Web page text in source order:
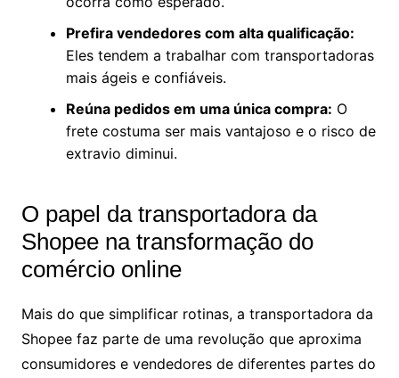
Prefira vendedores com alta qualificação:
Eles tendem a trabalhar com transportadoras
mais ágeis e confiáveis.
Reúna pedidos em uma única compra: O
frete costuma ser mais vantajoso e o risco de
extravio diminui.
O papel da transportadora da
Shopee na transformação do
comércio online
Mais do que simplificar rotinas, a transportadora da
Shopee faz parte de uma revolução que aproxima
consumidores e vendedores de diferentes partes do